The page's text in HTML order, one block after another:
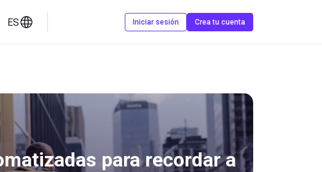
ES Iniciar sesión Crea tu cuenta
para recordar a